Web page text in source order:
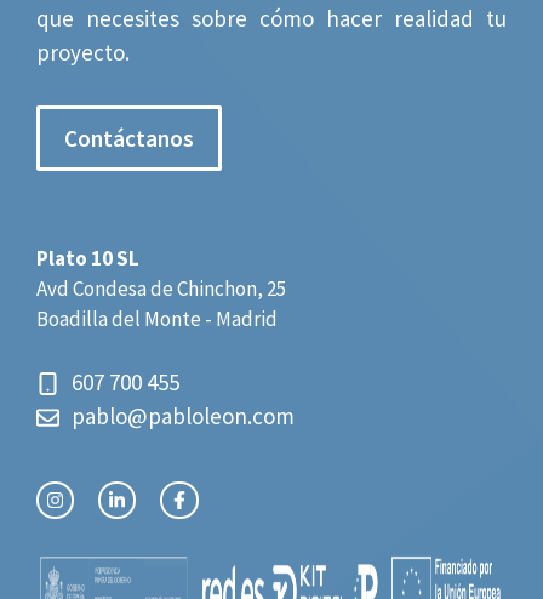
que necesites sobre cómo hacer realidad tu
proyecto.
Contáctanos
Plato 10 SL
Avd Condesa de Chinchon, 25
Boadilla del Monte - Madrid
607 700 455
pablo@pabloleon.com